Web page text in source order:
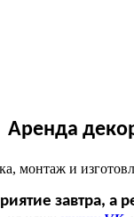
Аренда
монтаж и
завтра, а